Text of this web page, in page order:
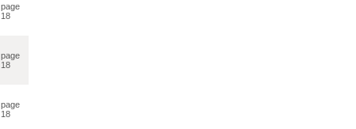
page
18
page
18
page
18